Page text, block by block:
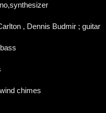
, Dennis Budmir ; guitar
chimes